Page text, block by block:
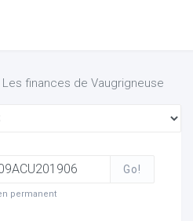
Les finances de Vaugrigneuse
Go!
permanent